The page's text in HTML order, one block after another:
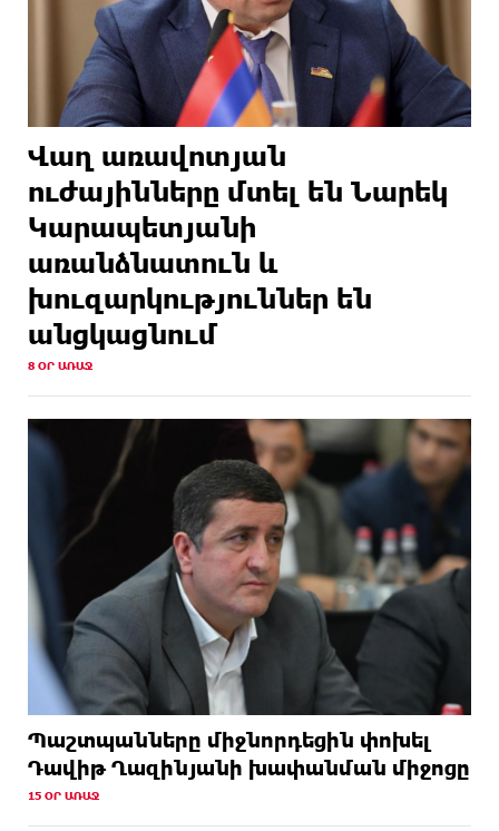
Վաղ առավոտյան
ուժայինները մտել են Նարեկ
Կարապետյանի
առանձնատուն և
խուզարկություններ են
անցկացնում
8 ՕՐ ԱՌԱՋ
Պաշտպանները միջնորդեցին փոխել
Դավիթ Ղազինյանի խափանման միջոցը
15 ՕՐ ԱՌԱՋ